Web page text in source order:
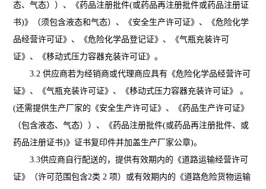
态、气态））、《药品注册批件(或药品再注册批件或药品注册证
书)》（须包含液态和气态）、《安全生产许可证》 、
《危险化学
品经营许可证》、《危险化学品登记证》、《气瓶充装许可
证》、《移动式压力容器充装许可证》。
3.2 供应商若为经销商或代理商应具有《危险化学品经营许可
证》、《气瓶充装许可证》、《移动式压力容器充装许可证》 。
(还需提供生产厂家的《安全生产许可证》、《药品生产许可证》
（包含液态、气态）） 、《药品注册批件(或药品再注册批件、或
药品注册证书)》证书复印件并加盖生产厂家公章)。
3.3供应商 自行配送的，提供有效期内的《道路运输经营许可
证》（许可范围包含2类 2 项）或有效期内的《道路危险货物运输